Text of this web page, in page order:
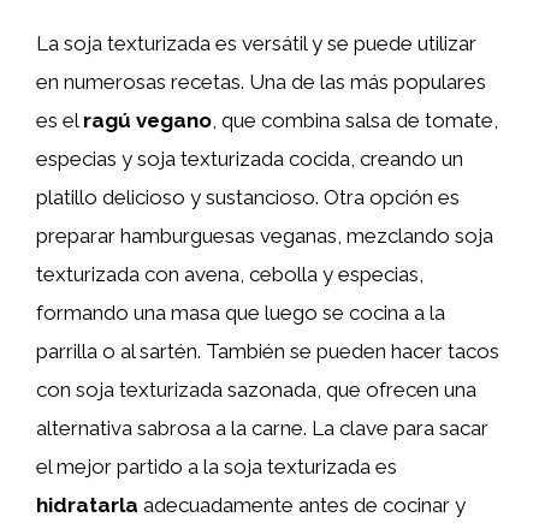
La soja texturizada es versátil y se puede utilizar
en numerosas recetas. Una de las más populares
es el ragú vegano , que combina salsa de tomate,
especias y soja texturizada cocida, creando un
platillo delicioso y sustancioso. Otra opción es
preparar hamburguesas veganas, mezclando soja
texturizada con avena, cebolla y especias,
formando una masa que luego se cocina a la
parrilla o al sartén. También se pueden hacer tacos
con soja texturizada sazonada, que ofrecen una
alternativa sabrosa a la carne. La clave para sacar
el mejor partido a la soja texturizada es
hidratarla adecuadamente antes de cocinar y